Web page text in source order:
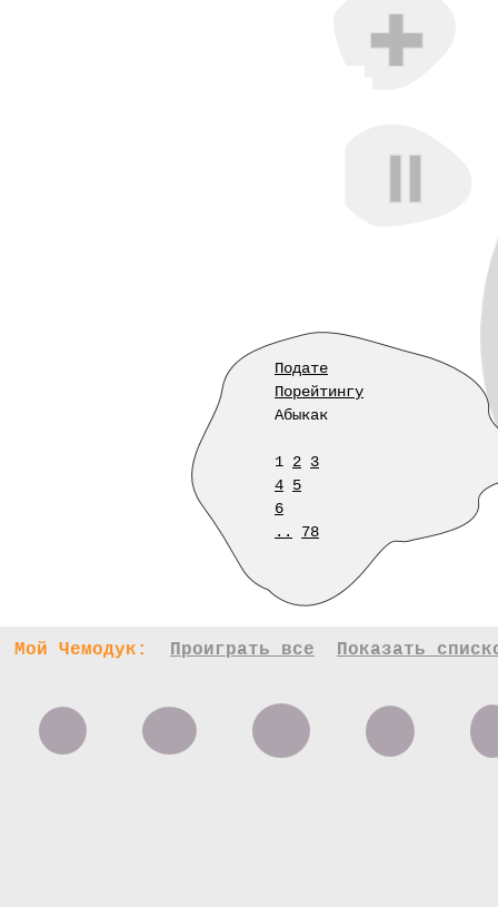
Подате
Порейтингу
Абыкак
1 2 3
4 5
6
..
78
Мой Чемодук: Проиграть все Показать